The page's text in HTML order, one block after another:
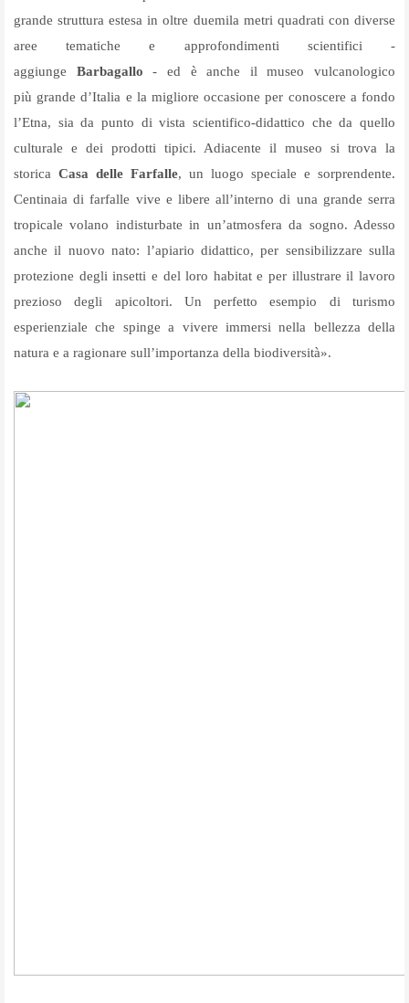
grande struttura estesa in oltre duemila metri quadrati con diverse
aree tematiche e approfondimenti scientifici -
aggiunge Barbagallo - ed è anche il museo vulcanologico
più grande d’Italia e la migliore occasione per conoscere a fondo
l’Etna, sia da punto di vista scientifico-didattico che da quello
culturale e dei prodotti tipici. Adiacente il museo si trova la
storica Casa delle Farfalle, un luogo speciale e sorprendente.
Centinaia di farfalle vive e libere all’interno di una grande serra
tropicale volano indisturbate in un’atmosfera da sogno. Adesso
anche il nuovo nato: l’apiario didattico, per sensibilizzare sulla
protezione degli insetti e del loro habitat e per illustrare il lavoro
prezioso degli apicoltori. Un perfetto esempio di turismo
esperienziale che spinge a vivere immersi nella bellezza della
natura e a ragionare sull’importanza della biodiversità».